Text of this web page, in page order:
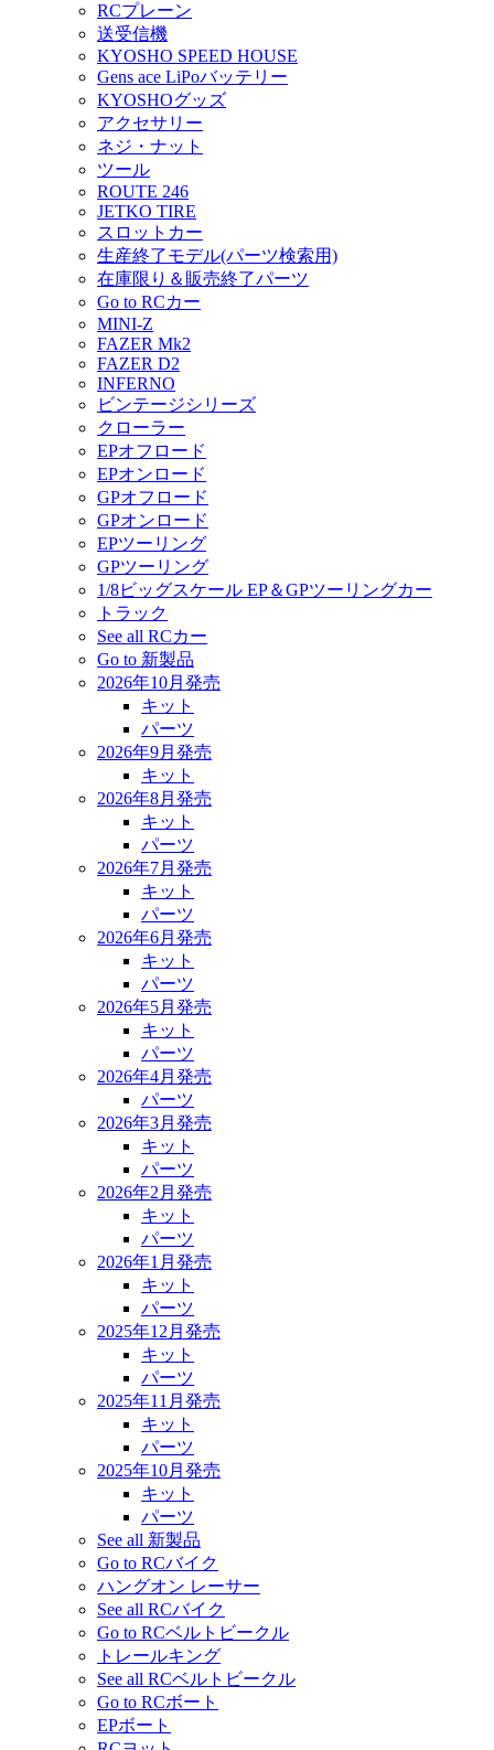
RCプレーン
送受信機
KYOSHO SPEED HOUSE
Gens ace LiPoバッテリー
KYOSHOグッズ
アクセサリー
ネジ・ナット
ツール
ROUTE 246
JETKO TIRE
スロットカー
生産終了モデル(パーツ検索用)
在庫限り＆販売終了パーツ
Go to RCカー
MINI-Z
FAZER Mk2
FAZER D2
INFERNO
ビンテージシリーズ
クローラー
EPオフロード
EPオンロード
GPオフロード
GPオンロード
EPツーリング
GPツーリング
1/8ビッグスケール EP＆GPツーリングカー
トラック
See all RCカー
Go to 新製品
2026年10月発売
キット
パーツ
2026年9月発売
キット
2026年8月発売
キット
パーツ
2026年7月発売
キット
パーツ
2026年6月発売
キット
パーツ
2026年5月発売
キット
パーツ
2026年4月発売
パーツ
2026年3月発売
キット
パーツ
2026年2月発売
キット
パーツ
2026年1月発売
キット
パーツ
2025年12月発売
キット
パーツ
2025年11月発売
キット
パーツ
2025年10月発売
キット
パーツ
See all 新製品
Go to RCバイク
ハングオン レーサー
See all RCバイク
Go to RCベルトビークル
トレールキング
See all RCベルトビークル
Go to RCボート
EPボート